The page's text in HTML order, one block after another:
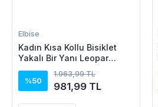
Elbise
Kadın Kısa Kollu Bisiklet
Yakalı Bir Yanı Leopar
Detaylı Uzun Viskon Elbise
%50
1.963,99 TL
981,99 TL